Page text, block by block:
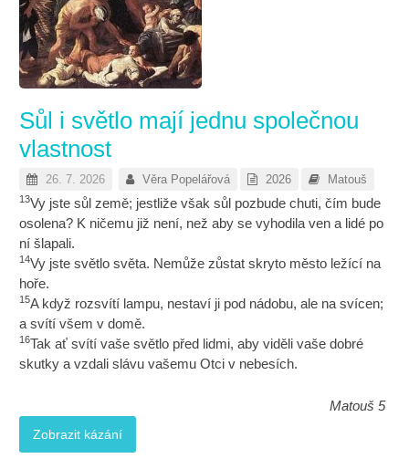
Sůl i světlo mají jednu společnou
vlastnost
26. 7. 2026 Věra Popelářová 2026 Matouš
13Vy jste sůl země; jestliže však sůl pozbude chuti, čím bude
osolena? K ničemu již není, než aby se vyhodila ven a lidé po
ní šlapali.
14Vy jste světlo světa. Nemůže zůstat skryto město ležící na
hoře.
15A když rozsvítí lampu, nestaví ji pod nádobu, ale na svícen;
a svítí všem v domě.
16Tak ať svítí vaše světlo před lidmi, aby viděli vaše dobré
skutky a vzdali slávu vašemu Otci v nebesích.
Matouš 5
Zobrazit kázání